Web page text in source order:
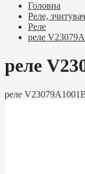
Головна
Реле,
Реле
реле
реле
реле